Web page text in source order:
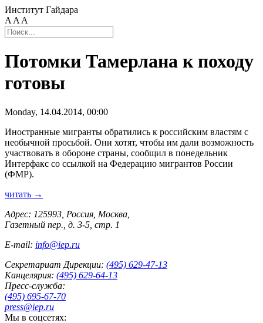
Институт Гайдара
A A A
Потомки Тамерлана к походу
готовы
Monday, 14.04.2014, 00:00
Иностранные мигранты обратились к российским властям с
необычной просьбой. Они хотят, чтобы им дали возможность
участвовать в обороне страны, сообщил в понедельник
Интерфакс со ссылкой на Федерацию мигрантов России
(ФМР).
читать →
Адрес: 125993, Россия, Москва,
Газетный пер., д. 3-5, стр. 1
E-mail: info@iep.ru
Секретариат Дирекции: (495) 629-47-13
Канцелярия: (495) 629-64-13
Пресс-служба:
(495) 695-67-70
press@iep.ru
Мы в соцсетях: